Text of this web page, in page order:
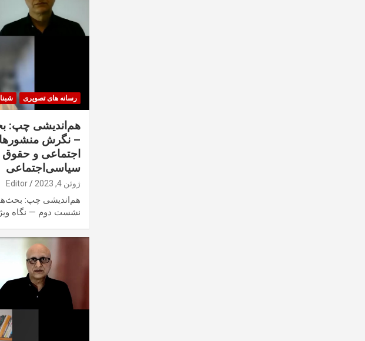
رسانه های تصویری
– نگرش
اجتماعی و
سیاسی‌اجتماعی
ژوئن 4, 2023 Editor
هم‌اندیشی چپ:
نشست دوم — نگاه